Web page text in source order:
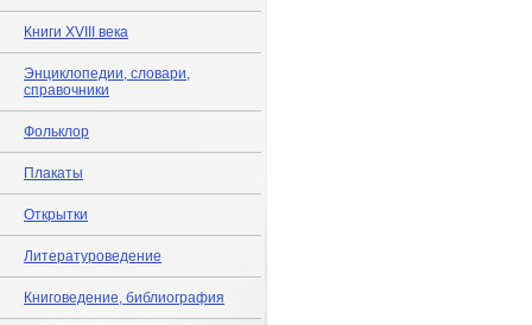
Книги XVIII века
Энциклопедии, словари,
справочники
Фольклор
Плакаты
Открытки
Литературоведение
Книговедение, библиография